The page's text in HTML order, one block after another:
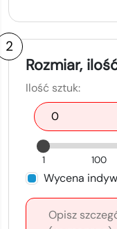
2
Rozmiar,
Ilość sztuk:
1 100
Wycena